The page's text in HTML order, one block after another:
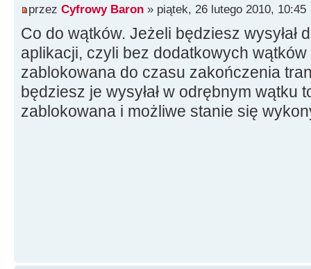
przez Cyfrowy Baron » piątek, 26 lutego 2010, 10:45
Co do wątków. Jeżeli będziesz wysyłał
aplikacji, czyli bez dodatkowych
zablokowana do czasu zakończenia
będziesz je wysyłał w odrębnym wątku
zablokowana i możliwe stanie się